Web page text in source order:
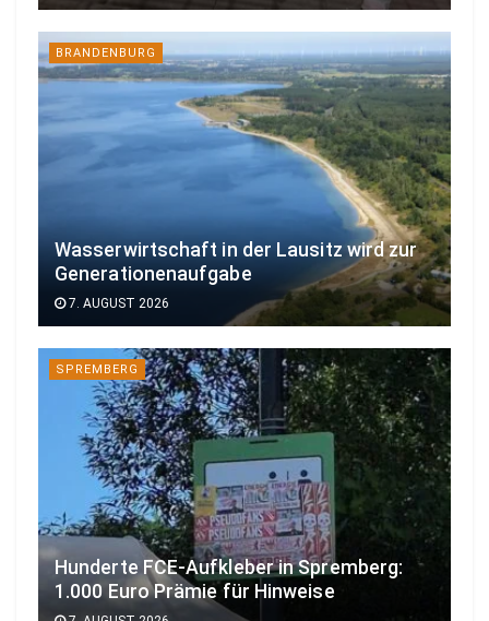
BRANDENBURG
Wasserwirtschaft in der Lausitz wird zur
Generationenaufgabe
7. AUGUST 2026
SPREMBERG
Hunderte FCE-Aufkleber in Spremberg:
1.000 Euro Prämie für Hinweise